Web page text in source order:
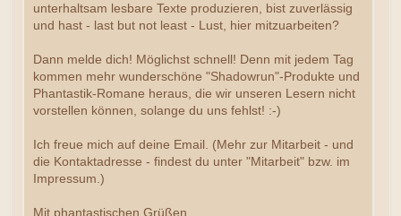
unterhaltsam lesbare Texte produzieren, bist zuverlässig
und hast - last but not least - Lust, hier mitzuarbeiten?
Dann melde dich! Möglichst schnell! Denn mit jedem Tag
kommen mehr wunderschöne "Shadowrun"-Produkte und
Phantastik-Romane heraus, die wir unseren Lesern nicht
vorstellen können, solange du uns fehlst! :-)
Ich freue mich auf deine Email. (Mehr zur Mitarbeit - und
die Kontaktadresse - findest du unter "Mitarbeit" bzw. im
Impressum.)
Mit phantastischen Grüßen,